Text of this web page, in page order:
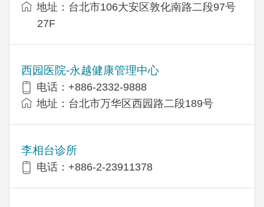
地址：台北市106大安区敦化南路二段97号
27F
西园医院-永越健康管理中心
电话：+886-2332-9888
地址：台北市万华区西园路二段189号
李相台诊所
电话：+886-2-23911378